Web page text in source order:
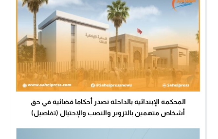
المحكمة الإبتدائية بالداخلة تصدر أحكاما قضائية في حق
أشخاص متهمين بالتزوير والنصب والإحتيال (تفاصيل)